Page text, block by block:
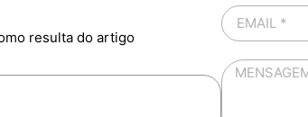
resulta do artigo